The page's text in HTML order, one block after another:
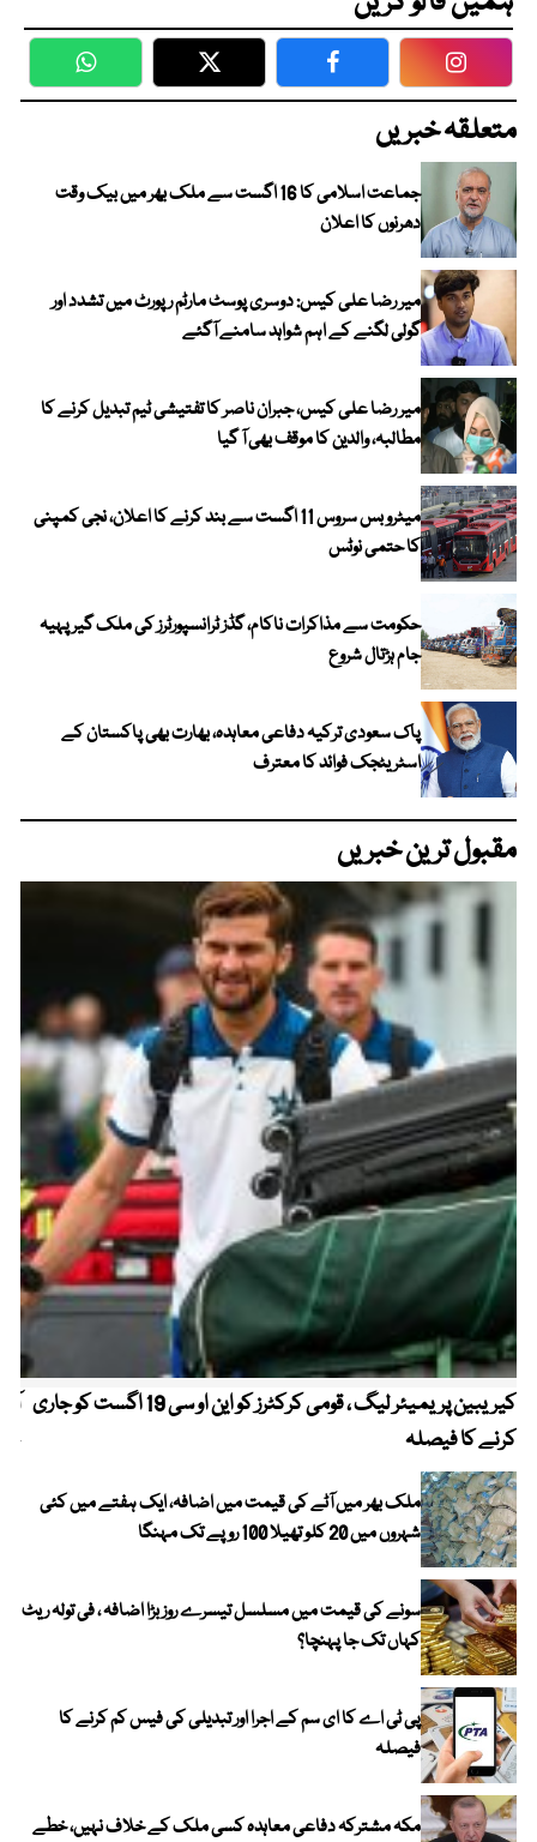
WhatsApp Twitter Facebook
متعلقہ خبریں
جماعت اسلامی کا 16 اگست سے ملک بھر میں بیک وقت
دھرنوں کا اعلان
میر رضا علی کیس: دوسری پوسٹ مارٹم رپورٹ میں تشدد اور
گولی لگنے کے اہم شواہد سامنے آگئے
میر رضا علی کیس، جبران ناصر کا تفتیشی ٹیم تبدیل کرنے کا
مطالبہ، والدین کا موقف بھی آ گیا
میٹرو بس سروس 11 اگست سے بند کرنے کا اعلان، نجی کمپنی
کا حتمی نوٹس
حکومت سے مذاکرات ناکام، گڈز ٹرانسپورٹرز کی ملک گیر پہیہ
جام ہڑتال شروع
پاک سعودی ترکیہ دفاعی معاہدہ، بھارت بھی پاکستان کے
اسٹریٹجک فوائد کا معترف
مقبول ترین خبریں
کیریبین پریمیئر لیگ ، قومی کرکٹرز کو این او سی 19 اگست کو جاری
کرنے کا فیصلہ
ملک بھر میں آٹے کی قیمت میں اضافہ، ایک ہفتے میں کئی
شہروں میں 20 کلو تھیلا 100 روپے تک مہنگا
سونے کی قیمت میں مسلسل تیسرے روز بڑا اضافہ ، فی تولہ ریٹ
کہاں تک جا پہنچا؟
پی ٹی اے کا ای سم کے اجرا اور تبدیلی کی فیس کم کرنے کا
فیصلہ
مکہ مشترکہ دفاعی معاہدہ کسی ملک کے خلاف نہیں، خطے